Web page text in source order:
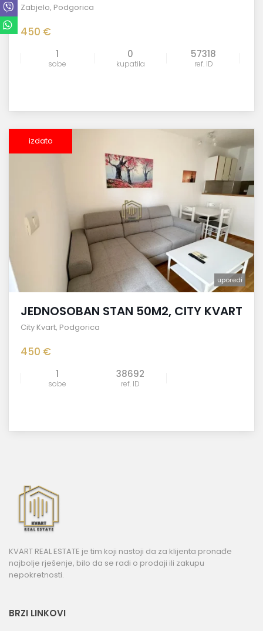
Zabjelo, Podgorica
450 €
1
sobe
0
kupatila
57318
ref. ID
izdato
uporedi
JEDNOSOBAN STAN 50M2, CITY KVART
City Kvart, Podgorica
450 €
1
sobe
38692
ref. ID
KVART REAL ESTATE je tim koji nastoji da za klijenta pronađe
najbolje rješenje, bilo da se radi o prodaji ili zakupu
nepokretnosti.
BRZI LINKOVI